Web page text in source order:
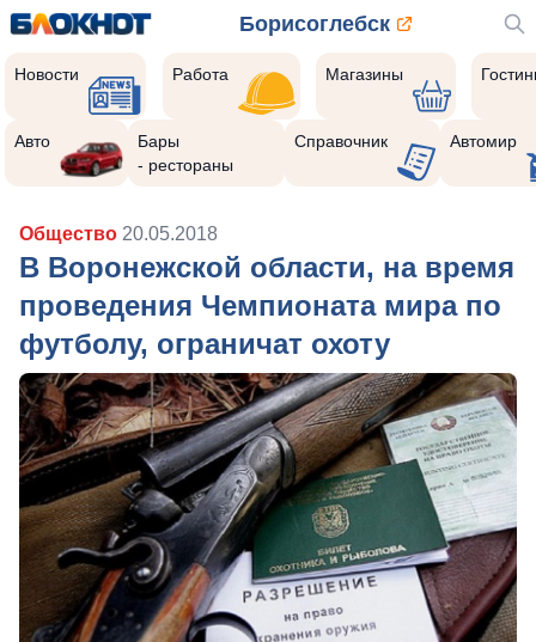
Борисоглебск
Новости Работа Магазины
Авто
Бары
- рестораны
Справочник Автомир
Общество 20.05.2018
В Воронежской области, на время
проведения Чемпионата мира по
футболу, ограничат охоту